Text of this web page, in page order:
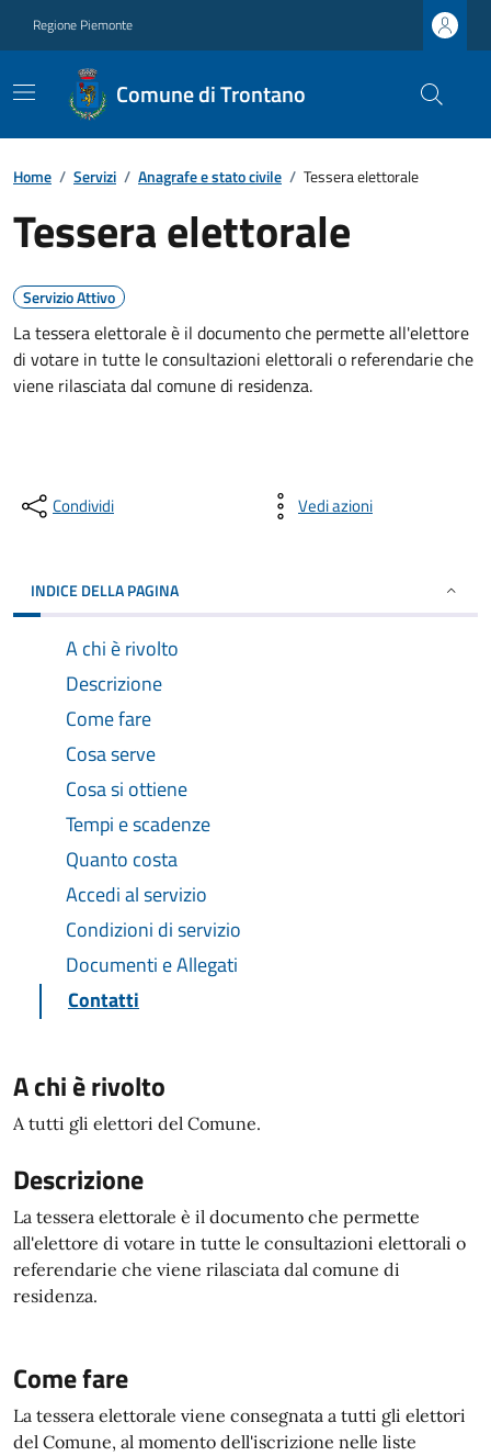
Regione Piemonte
Comune di Trontano
Home / Servizi / Anagrafe e stato civile / Tessera elettorale
Tessera elettorale
Servizio Attivo
La tessera elettorale è il documento che permette all'elettore
di votare in tutte le consultazioni elettorali o referendarie che
viene rilasciata dal comune di residenza.
Condividi Vedi azioni
INDICE DELLA PAGINA
A chi è rivolto
Descrizione
Come fare
Cosa serve
Cosa si ottiene
Tempi e scadenze
Quanto costa
Accedi al servizio
Condizioni di servizio
Documenti e Allegati
Contatti
A chi è rivolto
A tutti gli elettori del Comune.
Descrizione
La tessera elettorale è il documento che permette
all'elettore di votare in tutte le consultazioni elettorali o
referendarie che viene rilasciata dal comune di
residenza.
Come fare
La tessera elettorale viene consegnata a tutti gli elettori
del Comune, al momento dell'iscrizione nelle liste